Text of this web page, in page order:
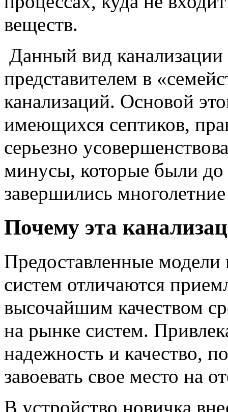
веществ.
Данный вид
представителем в
канализаций. Основой
имеющихся септиков,
серьезно
минусы, которые были
завершились
Почему эта
Предоставленные
систем отличаются
высочайшим качеством
на рынке систем.
надежность и качество,
завоевать свое место на
В устройство новичка